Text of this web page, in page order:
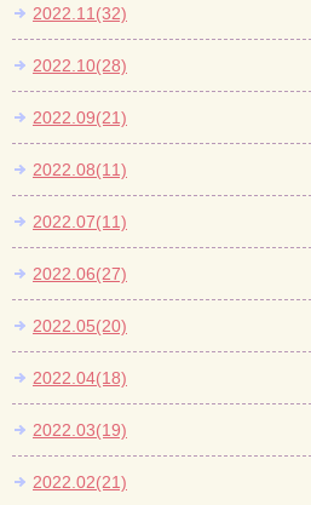
2022.11(32)
2022.10(28)
2022.09(21)
2022.08(11)
2022.07(11)
2022.06(27)
2022.05(20)
2022.04(18)
2022.03(19)
2022.02(21)